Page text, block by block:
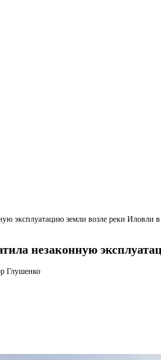
эксплуатацию земли возле реки Иловли
незаконную
Глушенко